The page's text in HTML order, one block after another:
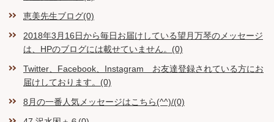
恵美先生ブログ(0)
2018年3月16日から毎日お届けしている望月万琴のメッセージ
は、HPのブログには載せていません。(0)
Twitter、Facebook、Instagram お友達登録されている方にお
届けしております。(0)
8月の一番人気メッセージはこちら(^^)/(0)